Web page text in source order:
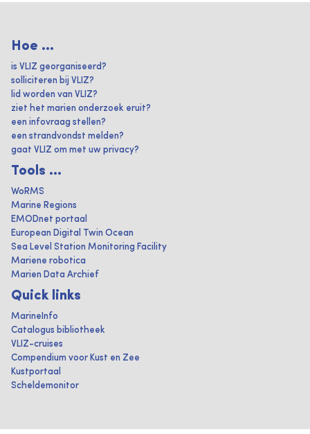
Hoe ...
is VLIZ georganiseerd?
solliciteren bij VLIZ?
lid worden van VLIZ?
ziet het marien onderzoek eruit?
een infovraag stellen?
een strandvondst melden?
gaat VLIZ om met uw privacy?
Tools ...
WoRMS
Marine Regions
EMODnet portaal
European Digital Twin Ocean
Sea Level Station Monitoring Facility
Mariene robotica
Marien Data Archief
Quick links
MarineInfo
Catalogus bibliotheek
VLIZ-cruises
Compendium voor Kust en Zee
Kustportaal
Scheldemonitor